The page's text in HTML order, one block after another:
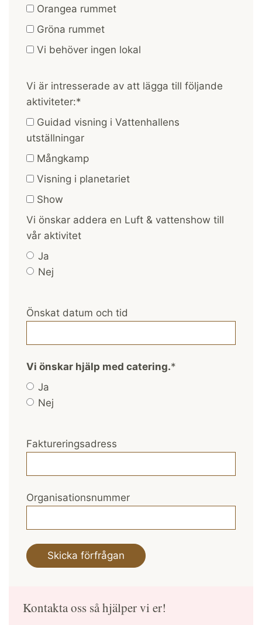
Orangea rummet
Gröna rummet
Vi behöver ingen lokal
Vi är intresserade av att lägga till följande
aktiviteter:*
utställningar
Mångkamp
Visning i planetariet
Show
Vi önskar addera en Luft & vattenshow till
vår aktivitet
Ja
Nej
Önskat datum och tid
Vi önskar hjälp med catering.*
Ja
Nej
Faktureringsadress
Organisationsnummer
Kontakta oss så hjälper vi er!